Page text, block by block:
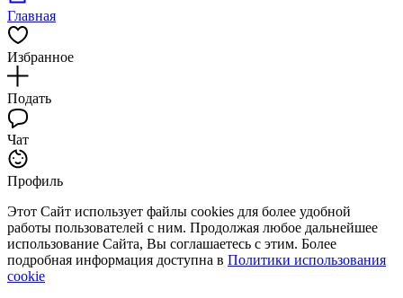
Главная
Избранное
Подать
Чат
Профиль
Этот Сайт использует файлы cookies для более удобной
работы пользователей с ним. Продолжая любое дальнейшее
использование Сайта, Вы соглашаетесь с этим. Более
подробная информация доступна в Политики использования
cookie